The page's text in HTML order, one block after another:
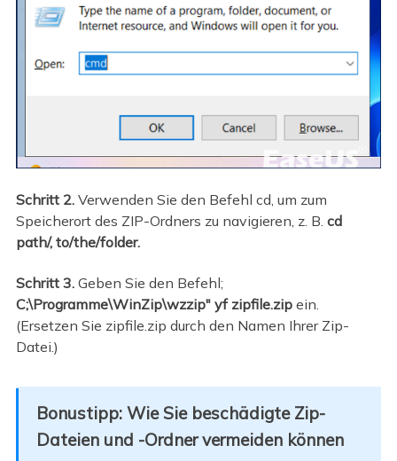
Schritt 2. Verwenden Sie den Befehl cd, um zum
Speicherort des ZIP-Ordners zu navigieren, z. B. cd
path/, to/the/folder.
Schritt 3. Geben Sie den Befehl;
C;\Programme\WinZip\wzzip" yf zipfile.zipein.
(Ersetzen Sie zipfile.zip durch den Namen Ihrer Zip-
Datei.)
Bonustipp: Wie Sie beschädigte Zip-
Dateien und -Ordner vermeiden können